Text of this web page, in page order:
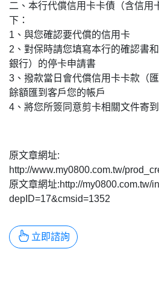
二、本行代償信用卡卡債（含信用
下：
1、與您確認要代償的信用卡
2、對保時請您填寫本行的確認書
銀行）的停卡申請書
3、撥款當日會代償信用卡卡款（
餘額匯到客戶您的帳戶
4、將您所簽同意剪卡相關文件寄
原文章網址:
http://www.my0800.com.tw/
原文章網址:http://my0800.com.tw/
depID=17&cmsid=1352
立即諮詢